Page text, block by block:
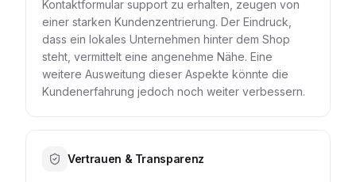
Kontaktformular support zu erhalten, zeugen von
einer starken Kundenzentrierung. Der Eindruck,
dass ein lokales Unternehmen hinter dem Shop
steht, vermittelt eine angenehme Nähe. Eine
weitere Ausweitung dieser Aspekte könnte die
Kundenerfahrung jedoch noch weiter verbessern.
Vertrauen & Transparenz